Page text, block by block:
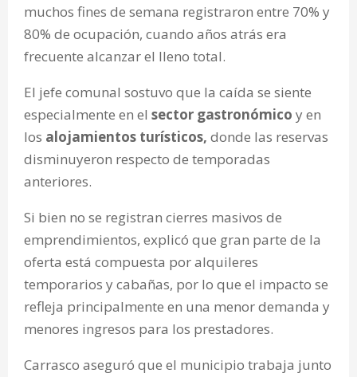
muchos fines de semana registraron entre 70% y
80% de ocupación, cuando años atrás era
frecuente alcanzar el lleno total.
El jefe comunal sostuvo que la caída se siente
especialmente en el sector gastronómico y en
los alojamientos turísticos, donde las reservas
disminuyeron respecto de temporadas
anteriores.
Si bien no se registran cierres masivos de
emprendimientos, explicó que gran parte de la
oferta está compuesta por alquileres
temporarios y cabañas, por lo que el impacto se
refleja principalmente en una menor demanda y
menores ingresos para los prestadores.
Carrasco aseguró que el municipio trabaja junto